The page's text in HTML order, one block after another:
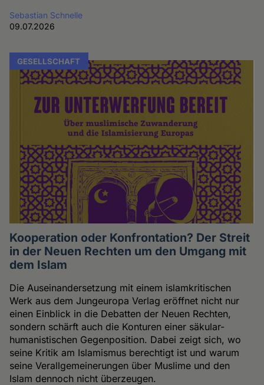
Sebastian Schnelle
09.07.2026
GESELLSCHAFT
Kooperation oder Konfrontation? Der Streit
in der Neuen Rechten um den Umgang mit
dem Islam
Die Auseinandersetzung mit einem islamkritischen
Werk aus dem Jungeuropa Verlag eröffnet nicht nur
einen Einblick in die Debatten der Neuen Rechten,
sondern schärft auch die Konturen einer säkular-
humanistischen Gegenposition. Dabei zeigt sich, wo
seine Kritik am Islamismus berechtigt ist und warum
seine Verallgemeinerungen über Muslime und den
Islam dennoch nicht überzeugen.